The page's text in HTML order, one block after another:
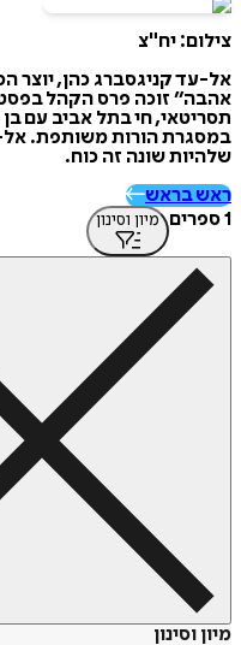
צילום: יח"צ
אל-עד קניגסברג כהן, יוצר
תסריטאי, חי בתל אביב עם
במסגרת הורות משותפת.
שלהיות שונה זה כוח.
ראש בראש
1 ספרים
מיון וסינון
מיון וסינון